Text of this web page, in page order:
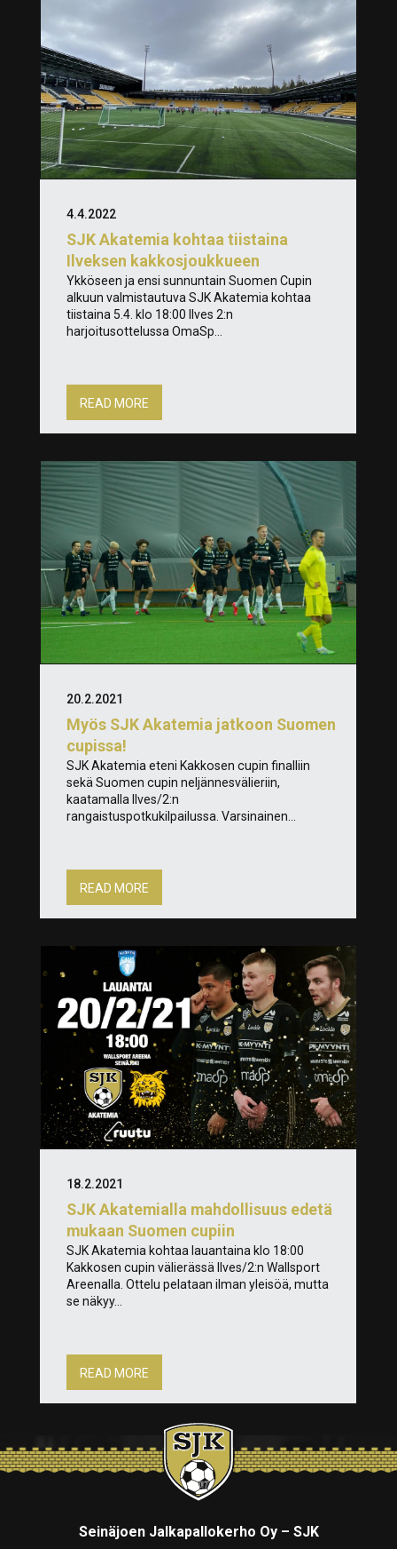
SJK Akatemia kohtaa tiistaina
Ilveksen kakkosjoukkueen
4.4.2022
Ykköseen ja ensi sunnuntain Suomen Cupin
alkuun valmistautuva SJK Akatemia kohtaa
tiistaina 5.4. klo 18:00 Ilves 2:n
harjoitusottelussa OmaSp...
READ MORE
Myös SJK Akatemia jatkoon Suomen
cupissa!
20.2.2021
SJK Akatemia eteni Kakkosen cupin finalliin
sekä Suomen cupin neljännesvälieriin,
kaatamalla Ilves/2:n
rangaistuspotkukilpailussa. Varsinainen...
READ MORE
SJK Akatemialla mahdollisuus edetä
mukaan Suomen cupiin
18.2.2021
SJK Akatemia kohtaa lauantaina klo 18:00
Kakkosen cupin välierässä Ilves/2:n Wallsport
Areenalla. Ottelu pelataan ilman yleisöä, mutta
se näkyy...
READ MORE
Seinäjoen Jalkapallokerho Oy – SJK